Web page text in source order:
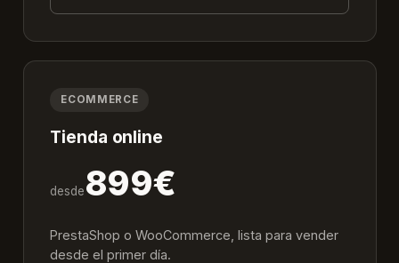
ECOMMERCE
Tienda online
desde899€
PrestaShop o WooCommerce, lista para vender
desde el primer día.